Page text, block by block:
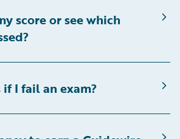
score or see which
I fail an exam?